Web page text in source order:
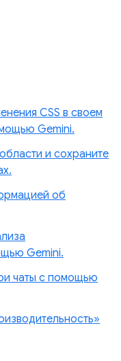
CSS в своем
Gemini.
и сохраните
об
Gemini.
чаты с помощью